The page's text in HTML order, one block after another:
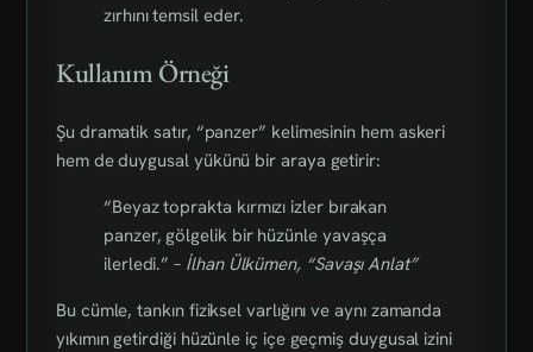
zırhını temsil eder.
Kullanım Örneği
Şu dramatik satır, “panzer” kelimesinin hem askeri
hem de duygusal yükünü bir araya getirir:
“Beyaz toprakta kırmızı izler bırakan
panzer, gölgelik bir hüzünle yavaşça
ilerledi.” – İlhan Ülkümen, “Savaşı Anlat”
Bu cümle, tankın fiziksel varlığını ve aynı zamanda
yıkımın getirdiği hüzünle iç içe geçmiş duygusal izini